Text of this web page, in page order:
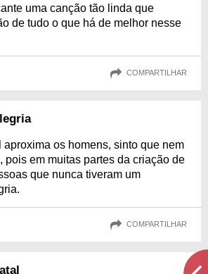
uma canção tão linda que
de tudo o que há de melhor nesse
COMPARTILHAR
aproxima os homens, sinto que nem
pois em muitas partes da criação de
que nunca tiveram um
COMPARTILHAR